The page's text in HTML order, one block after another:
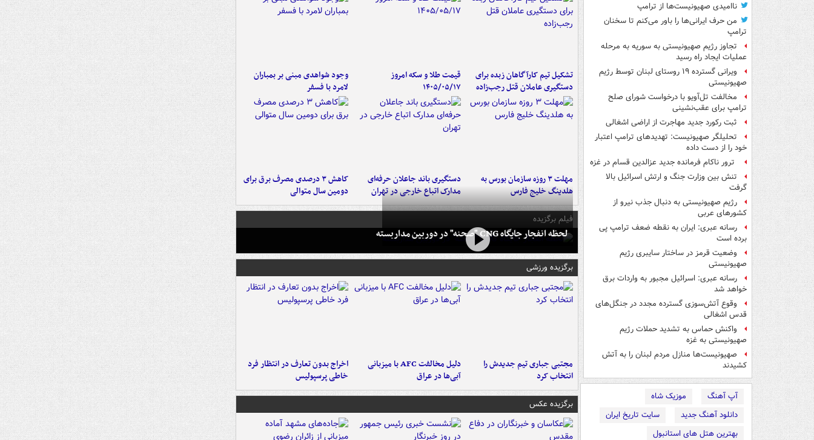
ناامیدی صهیونیست‌ها از ترامپ
من حرف ایرانی‌ها را باور می‌کنم تا سخنان
ترامپ
تجاوز رژیم صهیونیستی به سوریه به مرحله
عملیات ایجاد راه رسید
ویرانی گسترده ۱۹ روستای لبنان توسط رژیم
صهیونیستی
مخالفت تل‌آویو با درخواست شورای صلح
ترامپ برای عقب‌نشینی
ثبت رکورد جدید مهاجرت از اراضی اشغالی
تحلیلگر صهیونیست: تهدیدهای ترامپ اعتبار
خود را از دست داده
ترور ناکام فرمانده جدید عزالدین قسام در غزه
تنش بین وزارت جنگ و ارتش اسرائیل بالا
گرفت
رژیم صهیونیستی به دنبال جذب نیرو از
کشورهای عربی
رسانه عبری: ایران به نقطه ضعف ترامپ پی
برده است
وضعیت قرمز در ساختار سایبری رژیم
صهیونیستی
رسانه عبری: اسرائیل مجبور به واردات برق
خواهد شد
وقوع آتش‌سوزی گسترده مجدد در جنگل‌های
قدس اشغالی
واکنش حماس به تشدید حملات رژیم
صهیونیستی به غزه
صهیونیست‌ها منازل مردم لبنان را به ‌آتش
کشیدند
آپ آهنگ
موزیک شاه
دانلود آهنگ جدید
سایت تاریخ ایران
بهترین هتل های استانبول
تشکیل تیم کارآگاهان زبده برای
دستگیری عاملان قتل رجب‌زاده
قیمت طلا و سکه امروز
۱۴۰۵/۰۵/۱۷
وجود شواهدی مبنی بر بمباران
لامرد با فسفر
مهلت ۳ روزه سازمان بورس به
هلدینگ خلیج فارس
دستگیری باند جاعلان حرفه‌ای
مدارک اتباع خارجی در تهران
کاهش ۳ درصدی مصرف برق برای
دومین سال متوالی
فیلم برگزیده
لحظه انفجار جایگاه CNG "صحنه" در دوربین مداربسته
برگزیده ورزشی
مجتبی جباری تیم جدیدش را
انتخاب کرد
دلیل مخالفت AFC با میزبانی
آبی‌ها در عراق
اخراج بدون تعارف در انتظار فرد
خاطی پرسپولیس
برگزیده عکس